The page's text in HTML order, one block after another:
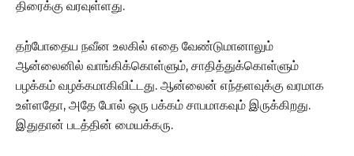
திரைக்கு வரவுள்ளது.
தற்போதைய நவீன உலகில் எதை வேண்டுமானாலும்
ஆன்லைனில் வாங்கிக்கொள்ளும், சாதித்துக்கொள்ளும்
பழக்கம் வழக்கமாகிவிட்டது. ஆன்லைன் எந்தளவுக்கு வரமாக
உள்ளதோ, அதே போல் ஒரு பக்கம் சாபமாகவும் இருக்கிறது.
இதுதான் படத்தின் மையக்கரு.